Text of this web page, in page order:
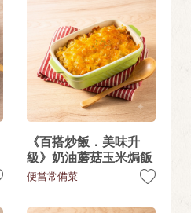
《百搭炒飯．美味升
級》奶油蘑菇玉米焗飯
便當常備菜